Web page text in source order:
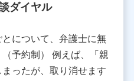
モは、お客さまの情報を利
を順守します 。
ードの「第三者提供の管
共同利用する場合がありま
ダイヤル
について、弁護士に無
予約制） 例えば、「親
ったが、取り消せます